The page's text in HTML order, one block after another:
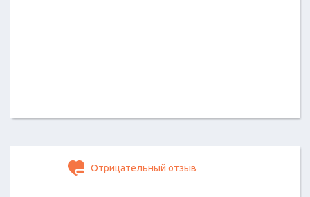
Отрицательный отзыв